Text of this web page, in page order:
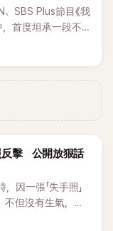
SBS Plus節目《我
，首度坦承一段不
，不僅走到哪都
反擊 公開放狠話
因一張「失手照」
但沒有生氣，反
默喊話要「買記者